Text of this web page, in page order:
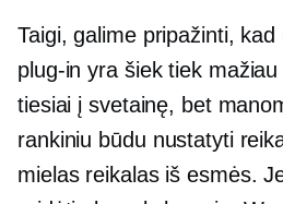
Taigi, galime pripažinti,
plug-in yra šiek tiek
tiesiai į svetainę, bet
rankiniu būdu nustatyti
mielas reikalas iš esmės.